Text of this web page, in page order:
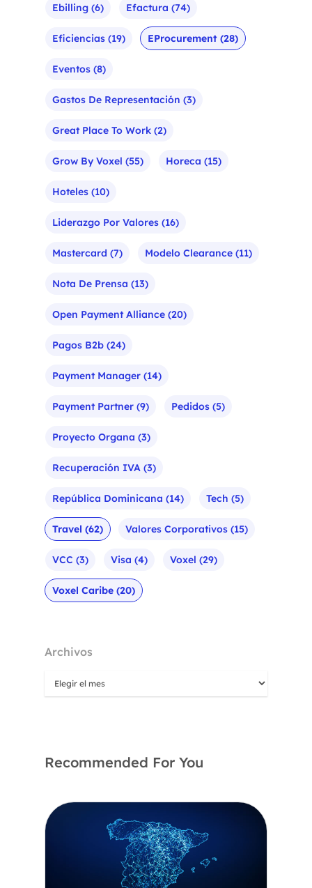
Ebilling (6) Efactura (74)
Eficiencias (19) EProcurement (28)
Eventos (8)
Gastos De Representación (3)
Great Place To Work (2)
Grow By Voxel (55) Horeca (15)
Hoteles (10)
Liderazgo Por Valores (16)
Mastercard (7) Modelo Clearance (11)
Nota De Prensa (13)
Open Payment Alliance (20)
Pagos B2b (24)
Payment Manager (14)
Payment Partner (9) Pedidos (5)
Proyecto Organa (3)
Recuperación IVA (3)
República Dominicana (14) Tech (5)
Travel (62) Valores Corporativos (15)
VCC (3) Visa (4) Voxel (29)
Voxel Caribe (20)
Archivos
Recommended For You